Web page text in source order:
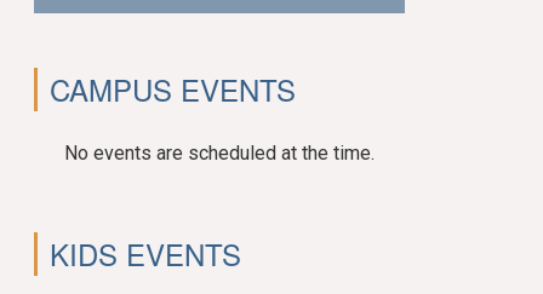
CAMPUS EVENTS
No events are scheduled at the time.
KIDS EVENTS